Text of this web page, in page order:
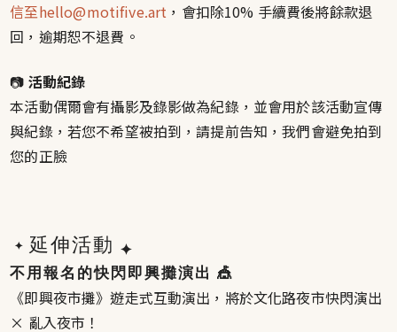
信至hello@motifive.art ， 會扣除10% 手續費後將餘款退
回，逾期恕不退費。
📷 活動紀錄
本活動偶爾會有攝影及錄影做為紀錄，並會用於該活動宣傳
與紀錄， 若您不希望被拍到，請提前告知，我們會避免拍到
您的正臉
✦ 延伸活動 ✦
不用報名的快閃即興攤演出 🎪
《即興夜市攤》遊走式互動演出，將於文化路夜市快閃演出
× 亂入夜市！